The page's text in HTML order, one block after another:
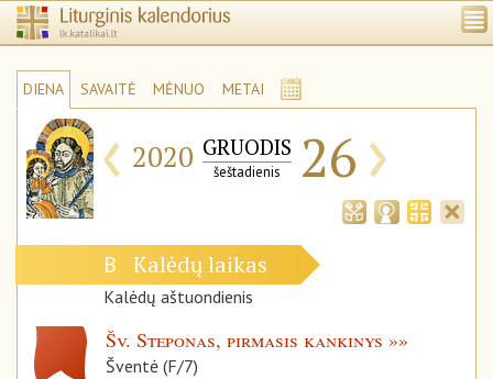
DIENA SAVAITĖ MĖNUO METAI
‹ 2020 GRUODIS
šeštadienis 26 ›
B Kalėdų laikas
Kalėdų aštuondienis
Šv. Steponas, pirmasis kankinys
Šventė (F/7)